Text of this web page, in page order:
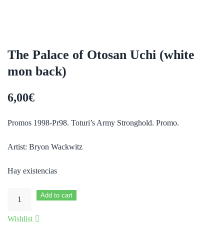
The Palace of Otosan Uchi (white
mon back)
6,00€
Promos 1998-Pr98. Toturi’s Army Stronghold. Promo.
Artist: Bryon Wackwitz
Hay existencias
of
Add to cart
Wishlist